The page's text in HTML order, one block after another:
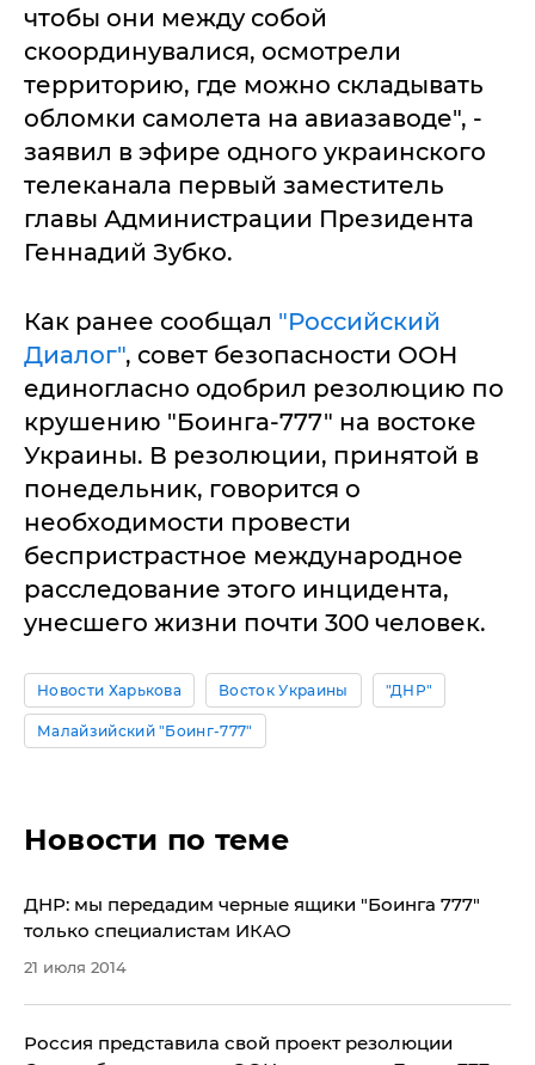
чтобы они между собой
скоординувалися, осмотрели
территорию, где можно складывать
обломки самолета на авиазаводе", -
заявил в эфире одного украинского
телеканала первый заместитель
главы Администрации Президента
Геннадий Зубко.
Как ранее сообщал "Российский
Диалог", совет безопасности ООН
единогласно одобрил резолюцию по
крушению "Боинга-777" на востоке
Украины. В резолюции, принятой в
понедельник, говорится о
необходимости провести
беспристрастное международное
расследование этого инцидента,
унесшего жизни почти 300 человек.
Новости Харькова Восток Украины "ДНР"
Малайзийский "Боинг-777"
Новости по теме
ДНР: мы передадим черные ящики "Боинга 777"
только специалистам ИКАО
21 июля 2014
Россия представила свой проект резолюции